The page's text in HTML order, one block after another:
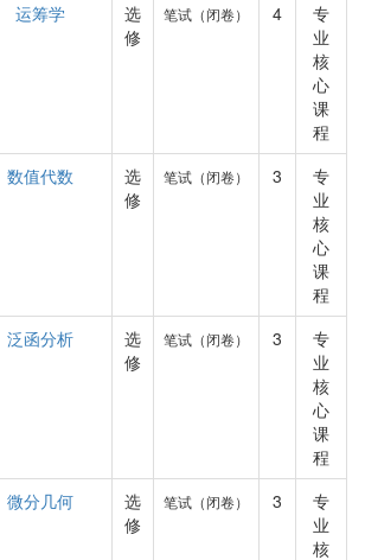
运筹学
选
修
笔试（闭卷） 4
专
业
核
心
课
程
数值代数
选
修
笔试（闭卷） 3
专
业
核
心
课
程
泛函分析
选
修
笔试（闭卷） 3
专
业
核
心
课
程
微分几何
选
修
笔试（闭卷） 3
专
业
核